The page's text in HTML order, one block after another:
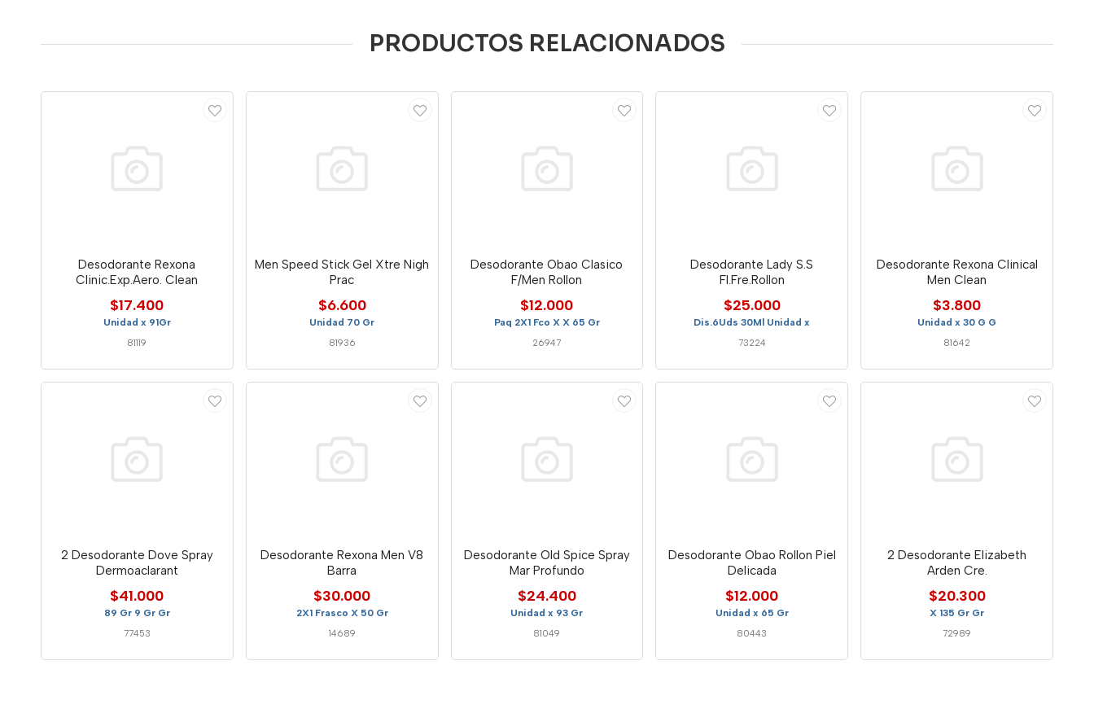
PRODUCTOS RELACIONADOS
Desodorante Rexona
Clinic.Exp.Aero. Clean
$17.400
Unidad x 91Gr
81119
Men Speed Stick Gel Xtre Nigh
Prac
$6.600
Unidad 70 Gr
81936
Desodorante Obao Clasico
F/Men Rollon
$12.000
Paq 2X1 Fco X X 65 Gr
26947
Desodorante Lady S.S
Fl.Fre.Rollon
$25.000
Dis.6Uds 30Ml Unidad x
73224
Desodorante Rexona Clinical
Men Clean
$3.800
Unidad x 30 G G
81642
2 Desodorante Dove Spray
Dermoaclarant
$41.000
89 Gr 9 Gr Gr
77453
Desodorante Rexona Men V8
Barra
$30.000
2X1 Frasco X 50 Gr
14689
Desodorante Old Spice Spray
Mar Profundo
$24.400
Unidad x 93 Gr
81049
Desodorante Obao Rollon Piel
Delicada
$12.000
Unidad x 65 Gr
80443
2 Desodorante Elizabeth
Arden Cre.
$20.300
X 135 Gr Gr
72989